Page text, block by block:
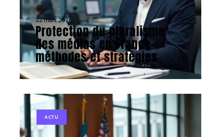
22 mars 2026
Protection du pluralisme
des médias en France :
méthodes et stratégies
ACTU